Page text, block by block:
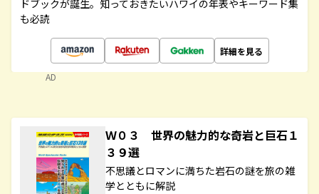
ドブックが誕生。知っておきたいハワイの年表やキーワード集
も必読
詳細を見る
AD
Ｗ０３ 世界の魅力的な奇岩と巨石１
３９選
不思議とロマンに満ちた岩石の謎を旅の雑
学とともに解説